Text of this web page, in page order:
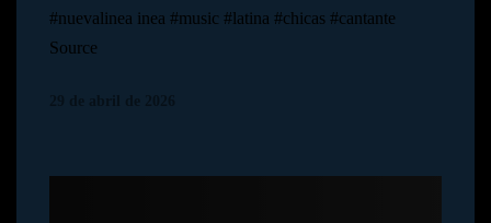
#nuevalinea inea #music #latina #chicas #cantante
Source